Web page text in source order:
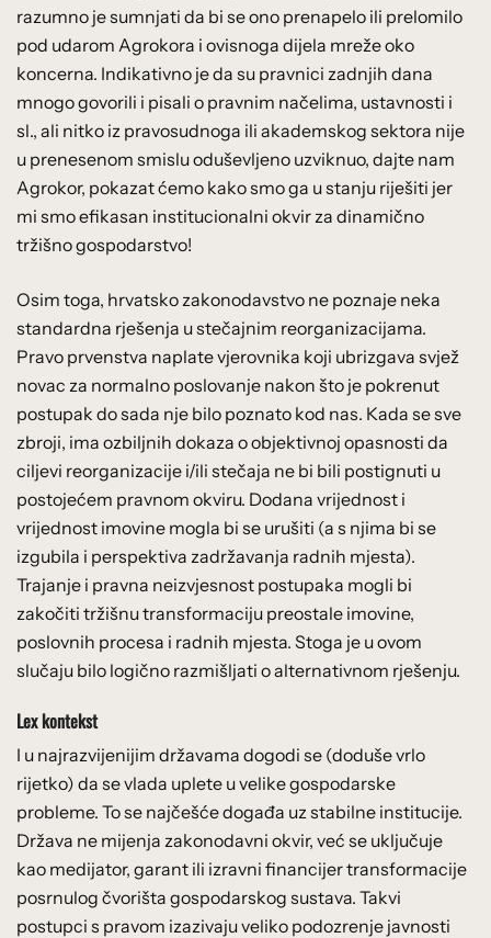
razumno je sumnjati da bi se ono prenapelo ili prelomilo
pod udarom Agrokora i ovisnoga dijela mreže oko
koncerna. Indikativno je da su pravnici zadnjih dana
mnogo govorili i pisali o pravnim načelima, ustavnosti i
sl., ali nitko iz pravosudnoga ili akademskog sektora nije
u prenesenom smislu oduševljeno uzviknuo, dajte nam
Agrokor, pokazat ćemo kako smo ga u stanju riješiti jer
mi smo efikasan institucionalni okvir za dinamično
tržišno gospodarstvo!
Osim toga, hrvatsko zakonodavstvo ne poznaje neka
standardna rješenja u stečajnim reorganizacijama.
Pravo prvenstva naplate vjerovnika koji ubrizgava svjež
novac za normalno poslovanje nakon što je pokrenut
postupak do sada nje bilo poznato kod nas. Kada se sve
zbroji, ima ozbiljnih dokaza o objektivnoj opasnosti da
ciljevi reorganizacije i/ili stečaja ne bi bili postignuti u
postojećem pravnom okviru. Dodana vrijednost i
vrijednost imovine mogla bi se urušiti (a s njima bi se
izgubila i perspektiva zadržavanja radnih mjesta).
Trajanje i pravna neizvjesnost postupaka mogli bi
zakočiti tržišnu transformaciju preostale imovine,
poslovnih procesa i radnih mjesta. Stoga je u ovom
slučaju bilo logično razmišljati o alternativnom rješenju.
Lex kontekst
I u najrazvijenijim državama dogodi se (doduše vrlo
rijetko) da se vlada uplete u velike gospodarske
probleme. To se najčešće događa uz stabilne institucije.
Država ne mijenja zakonodavni okvir, već se uključuje
kao medijator, garant ili izravni financijer transformacije
posrnulog čvorišta gospodarskog sustava. Takvi
postupci s pravom izazivaju veliko podozrenje javnosti